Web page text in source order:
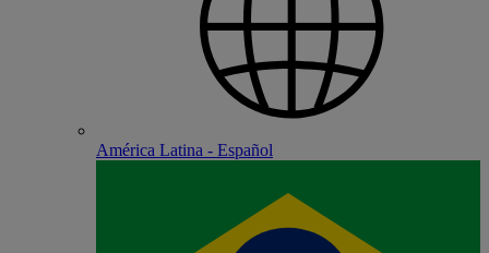
América Latina - Español